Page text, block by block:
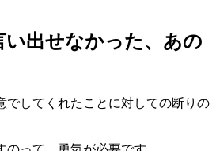
い出せなかった、あの
でしてくれたことに対しての断りの